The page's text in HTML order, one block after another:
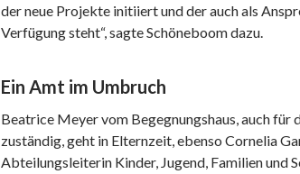
der neue Projekte initiiert und der auch als
Verfügung steht“, sagte Schöneboom dazu.
Ein Amt im Umbruch
Beatrice Meyer vom Begegnungshaus, auch für
zuständig, geht in Elternzeit, ebenso Cornelia
Abteilungsleiterin Kinder, Jugend, Familien und